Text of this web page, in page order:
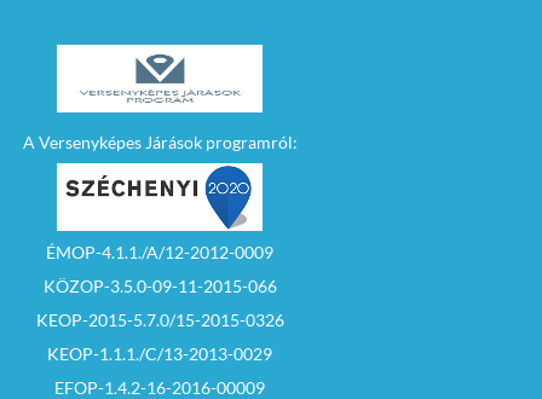
A Versenyképes Járások programról:
ÉMOP-4.1.1./A/12-2012-0009
KÖZOP-3.5.0-09-11-2015-066
KEOP-2015-5.7.0/15-2015-0326
KEOP-1.1.1./C/13-2013-0029
EFOP-1.4.2-16-2016-00009